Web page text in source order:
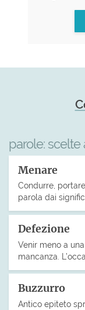
parole: scelte
Menare
Condurre,
parola dai
Defezione
Venir meno a
mancanza.
Buzzurro
Antico epiteto